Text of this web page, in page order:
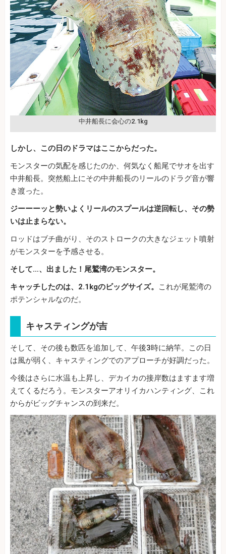
中井船長に会心の2.1kg
しかし、この日のドラマはここからだった。
モンスターの気配を感じたのか、何気なく船尾でサオを出す
中井船長。突然船上にその中井船長のリールのドラグ音が響
き渡った。
ジーーーッと勢いよくリールのスプールは逆回転し、その勢
いは止まらない。
ロッドはブチ曲がり、そのストロークの大きなジェット噴射
がモンスターを予感させる。
そして…、出ました！尾鷲湾のモンスター。
キャッチしたのは、2.1kgのビッグサイズ。
これが尾鷲湾の
ポテンシャルなのだ。
キャスティングが吉
そして、その後も数匹を追加して、午後3時に納竿。この日
は風が弱く、キャスティングでのアプローチが好調だった。
今後はさらに水温も上昇し、デカイカの接岸数はますます増
えてくるだろう。モンスターアオリイカハンティング、これ
からがビッグチャンスの到来だ。